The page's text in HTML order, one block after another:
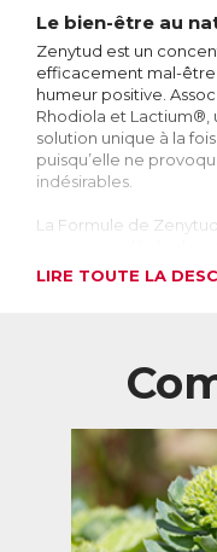
Le bien-être au
Zenytud est un
efficacement mal-
humeur positive.
Rhodiola et Lactium®,
solution unique à la
puisqu’elle ne
indésirables.
La Formule de
utilisation.
Cerveau : à
A l’origine des
motivations, le
est composé de 100
appelées neurones,
circulent des signaux
neurotransmetteurs.
LIRE TOUTE LA